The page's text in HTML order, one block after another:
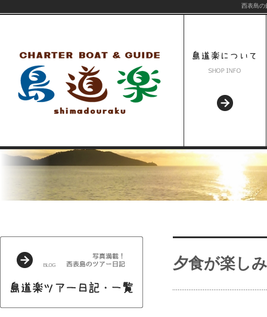
西表島の
夕食が楽し